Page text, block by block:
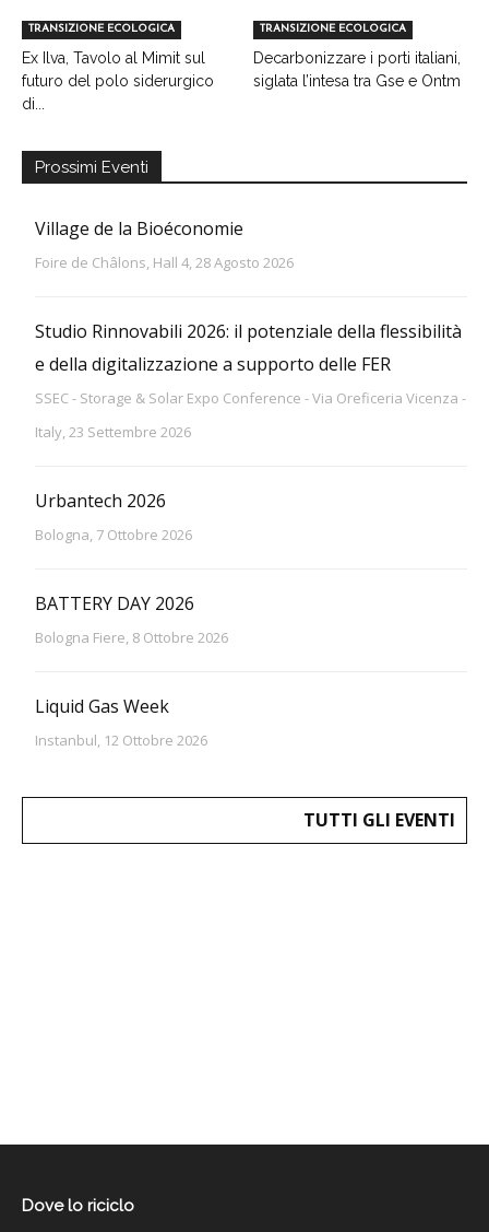
TRANSIZIONE ECOLOGICA
Ex Ilva, Tavolo al Mimit sul
futuro del polo siderurgico
di...
TRANSIZIONE ECOLOGICA
Decarbonizzare i porti italiani,
siglata l’intesa tra Gse e Ontm
Prossimi Eventi
Village de la Bioéconomie
Foire de Châlons, Hall 4, 28 Agosto 2026
Studio Rinnovabili 2026: il potenziale della flessibilità
e della digitalizzazione a supporto delle FER
SSEC - Storage & Solar Expo Conference - Via Oreficeria Vicenza -
Italy, 23 Settembre 2026
Urbantech 2026
Bologna, 7 Ottobre 2026
BATTERY DAY 2026
Bologna Fiere, 8 Ottobre 2026
Liquid Gas Week
Instanbul, 12 Ottobre 2026
TUTTI GLI EVENTI
Dove lo riciclo